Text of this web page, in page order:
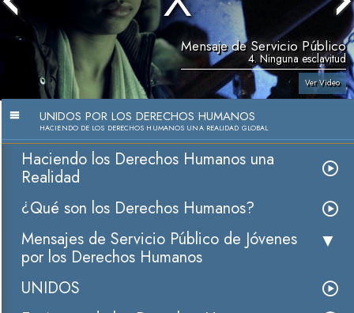
Mensaje de Servicio Público
4. Ninguna esclavitud
Ver Video
UNIDOS POR LOS DERECHOS HUMANOS
HACIENDO DE LOS DERECHOS HUMANOS UNA REALIDAD GLOBAL
Haciendo los Derechos Humanos una
Realidad
¿Qué son los Derechos Humanos?
Mensajes de Servicio Público de Jóvenes
por los Derechos Humanos
UNIDOS